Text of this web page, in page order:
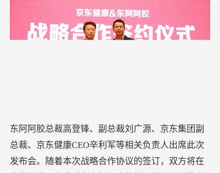
杨洪滨表示,未来君乐宝会坚持全球优选和产品无与
【东阿阿胶联动京东健康释放健康中国新动能】
1月16日，东阿阿胶与京东健康战略合作发布会在京
东集团总部举行。会上，双方签署战略合作协议，